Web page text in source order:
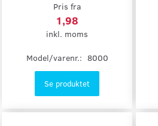
Pris fra
1,98
inkl. moms
Model/varenr.: 8000
Se produktet